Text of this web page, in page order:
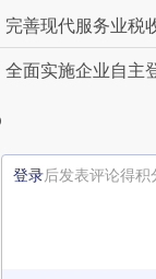
完善现代服务业税
全面实施企业自主
登录后发表评论得积